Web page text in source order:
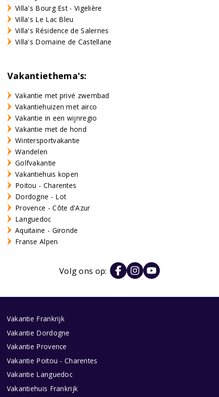
Villa's Bourg Est - Vigelière
Villa's Le Lac Bleu
Villa's Résidence de Salernes
Villa's Domaine de Castellane
Vakantiethema's:
Vakantie met privé zwembad
Vakantiehuizen met airco
Vakantie in een wijnregio
Vakantie met de hond
Wintersportvakantie
Wandelen
Golfvakantie
Vakantiehuis kopen
Poitou - Charentes
Dordogne - Lot
Provence - Côte d'Azur
Languedoc
Aquitaine - Gironde
Franse Alpen
Volg ons op:
Vakantie Frankrijk
Vakantie Dordogne
Vakantie Provence
Vakantie Poitou - Charentes
Vakantie Languedoc
Vakantiehuis Frankrijk